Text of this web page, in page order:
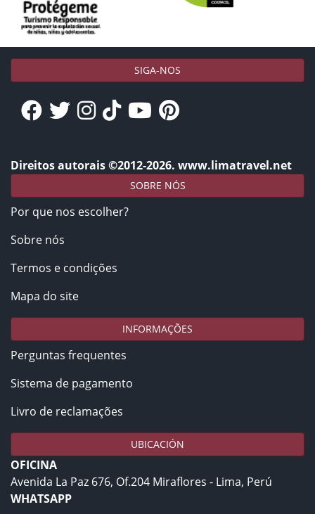
SIGA-NOS
Direitos autorais ©2012-2026. www.limatravel.net
SOBRE NÓS
Por que nos escolher?
Sobre nós
Termos e condições
Mapa do site
INFORMAÇÕES
Perguntas frequentes
Sistema de pagamento
Livro de reclamações
UBICACIÓN
OFICINA
Avenida La Paz 676, Of.204 Miraflores - Lima, Perú
WHATSAPP